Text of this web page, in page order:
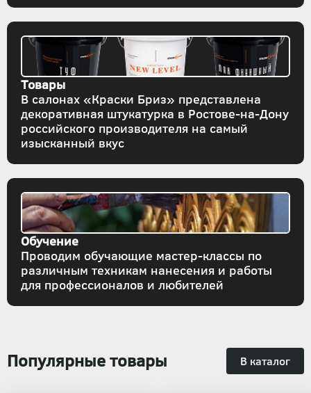
Товары
В салонах «Краски Бриз» представлена
декоративная штукатурка в Ростове-на-Дону
российского производителя на самый
изысканный вкус
Обучение
Проводим обучающие мастер-классы по
различным техникам нанесения и работы
для профессионалов и любителей
Популярные товары В каталог